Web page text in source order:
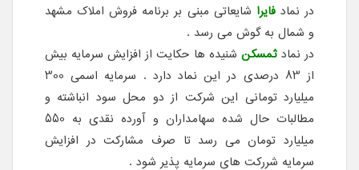
در نمادفایرا شایعاتی مبنی بر برنامه فروش املاک مشهد
و شمال به گوش می رسد .
در نمادثمسکن شنیده ها حکایت از افزایش سرمایه بیش
از 83 درصدی در این نماد دارد . سرمایه اسمی 300
میلیارد تومانی این شرکت از دو محل سود انباشته و
مطالبات حال شده سهامداران و آورده نقدی به 550
میلیارد تومان می رسد تا صرف مشارکت در افزایش
سرمایه شررکت های سرمایه پذیر شود .